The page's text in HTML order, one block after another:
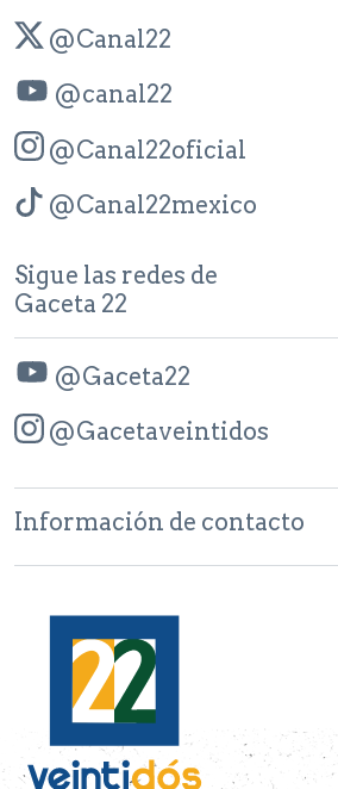
@Canal22
@canal22
@Canal22oficial
@Canal22mexico
Sigue las redes de
Gaceta 22
@Gaceta22
@Gacetaveintidos
Información de contacto